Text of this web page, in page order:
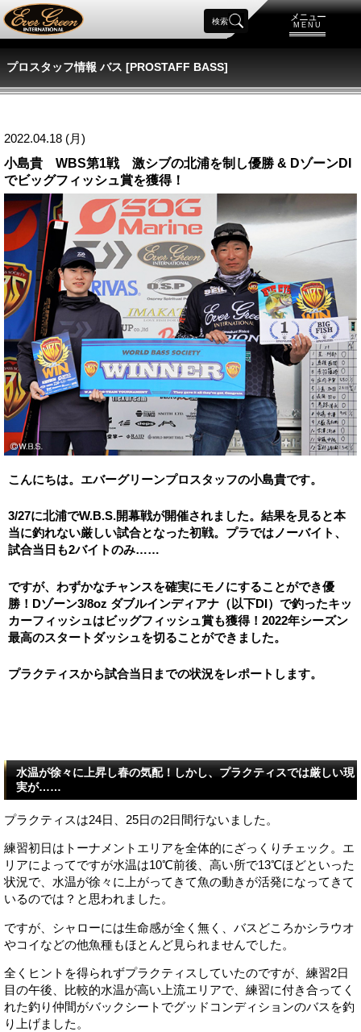
メニュー
MENU
検索
プロスタッフ情報 バス [PROSTAFF BASS]
2022.04.18 (月)
小島貴 WBS第1戦 激シブの北浦を制し優勝 & DゾーンDI
でビッグフィッシュ賞を獲得！
こんにちは。エバーグリーンプロスタッフの小島貴です。
3/27に北浦でW.B.S.開幕戦が開催されました。結果を見ると本
当に釣れない厳しい試合となった初戦。プラではノーバイト、
試合当日も2バイトのみ……
ですが、わずかなチャンスを確実にモノにすることができ優
勝！Dゾーン3/8oz ダブルインディアナ（以下DI）で釣ったキッ
カーフィッシュはビッグフィッシュ賞も獲得！2022年シーズン
最高のスタートダッシュを切ることができました。
プラクティスから試合当日までの状況をレポートします。
水温が徐々に上昇し春の気配！しかし、プラクティスでは厳しい現
実が……
プラクティスは24日、25日の2日間行ないました。
練習初日はトーナメントエリアを全体的にざっくりチェック。エ
リアによってですが水温は10℃前後、高い所で13℃ほどといった
状況で、水温が徐々に上がってきて魚の動きが活発になってきて
いるのでは？と思われました。
ですが、シャローには生命感が全く無く、バスどころかシラウオ
やコイなどの他魚種もほとんど見られませんでした。
全くヒントを得られずプラクティスしていたのですが、練習2日
目の午後、比較的水温が高い上流エリアで、練習に付き合ってく
れた釣り仲間がバックシートでグッドコンディションのバスを釣
り上げました。